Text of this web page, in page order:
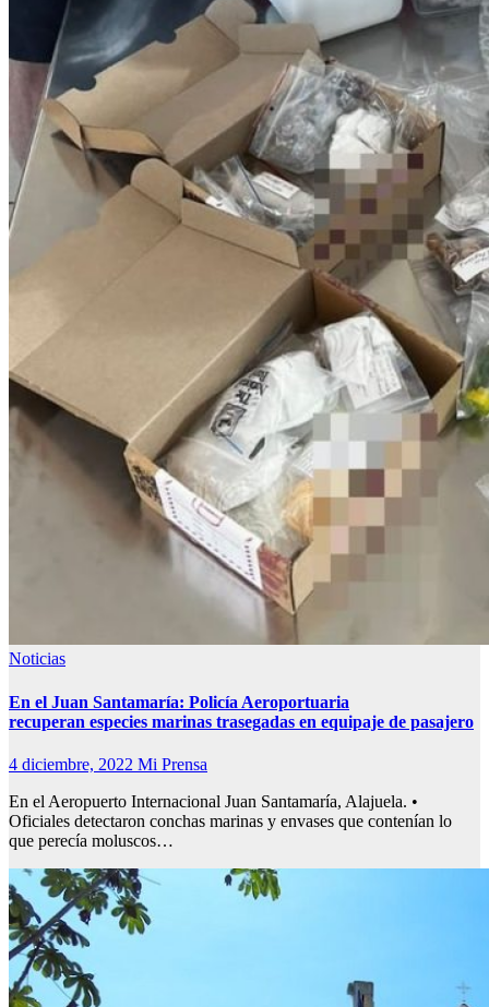
Noticias
En el Juan Santamaría: Policía Aeroportuaria
recuperan especies marinas trasegadas en equipaje de pasajero
4 diciembre, 2022 Mi Prensa
En el Aeropuerto Internacional Juan Santamaría, Alajuela. •
Oficiales detectaron conchas marinas y envases que contenían lo
que perecía moluscos…